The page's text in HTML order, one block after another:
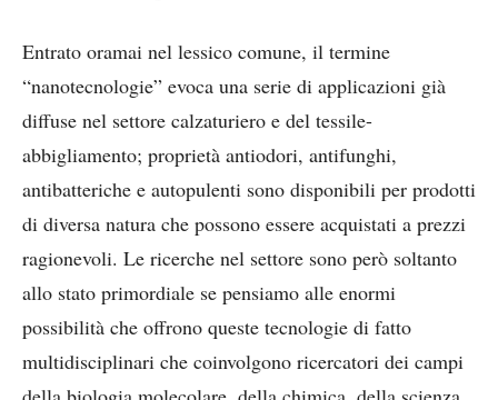
Entrato oramai nel lessico comune, il termine
“nanotecnologie” evoca una serie di applicazioni già
diffuse nel settore calzaturiero e del tessile-
abbigliamento; proprietà antiodori, antifunghi,
antibatteriche e autopulenti sono disponibili per prodotti
di diversa natura che possono essere acquistati a prezzi
ragionevoli. Le ricerche nel settore sono però soltanto
allo stato primordiale se pensiamo alle enormi
possibilità che offrono queste tecnologie di fatto
multidisciplinari che coinvolgono ricercatori dei campi